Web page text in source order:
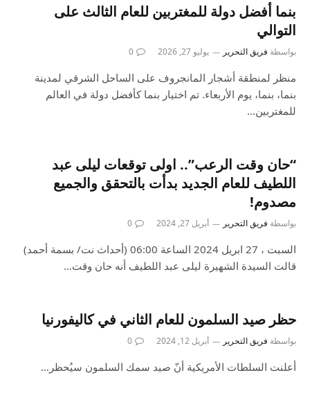
بنما أفضل دولة للمغتربين للعام الثالث على
التوالي
بواسطة فريق التحرير يوليو 27, 2026 0
منظر لمنطقة أشجار المانجروف على الساحل الشرقي لمدينة
بنما، بنما، يوم الأربعاء. تم اختيار بنما كأفضل دولة في العالم
للمغتربين…
“حان وقت الرعب”.. اولى توقعات ليلى عبد
اللطيف للعام الجديد بدأت بالتحقق والجميع
مصدوم!
بواسطة فريق التحرير أبريل 27, 2024 0
السبت ، 27 ابريل 2024 الساعة 06:00 (أحداث نت/ بسمة أحمد)
قالت السيدة الشهيرة ليلى عبد اللطيف أنه حان وقت…
حظر صيد السلمون للعام الثاني في كاليفورنيا
بواسطة فريق التحرير أبريل 12, 2024 0
أعلنت السلطات الأمريكية أنّ صيد سمك السلمون سيُحظر…